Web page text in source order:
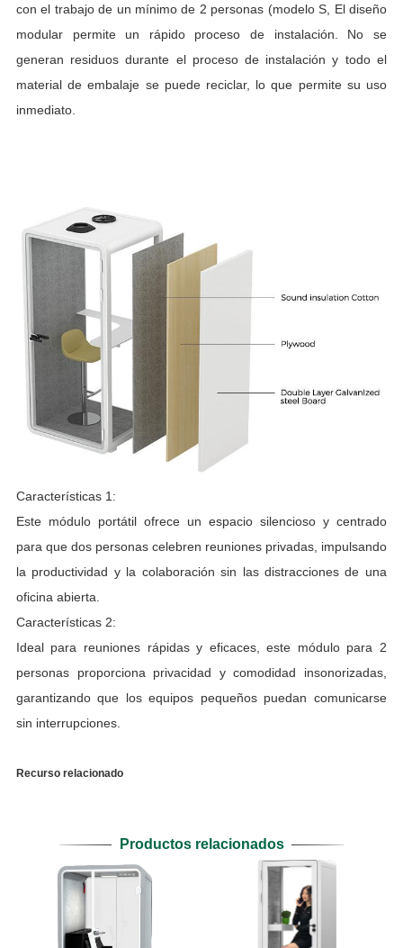
con el trabajo de un mínimo de 2 personas (modelo S, El diseño
modular permite un rápido proceso de instalación. No se
generan residuos durante el proceso de instalación y todo el
material de embalaje se puede reciclar, lo que permite su uso
inmediato.
Características 1:
Este módulo portátil ofrece un espacio silencioso y centrado
para que dos personas celebren reuniones privadas, impulsando
la productividad y la colaboración sin las distracciones de una
oficina abierta.
Características 2:
Ideal para reuniones rápidas y eficaces, este módulo para 2
personas proporciona privacidad y comodidad insonorizadas,
garantizando que los equipos pequeños puedan comunicarse
sin interrupciones.
Recurso relacionado
Productos relacionados